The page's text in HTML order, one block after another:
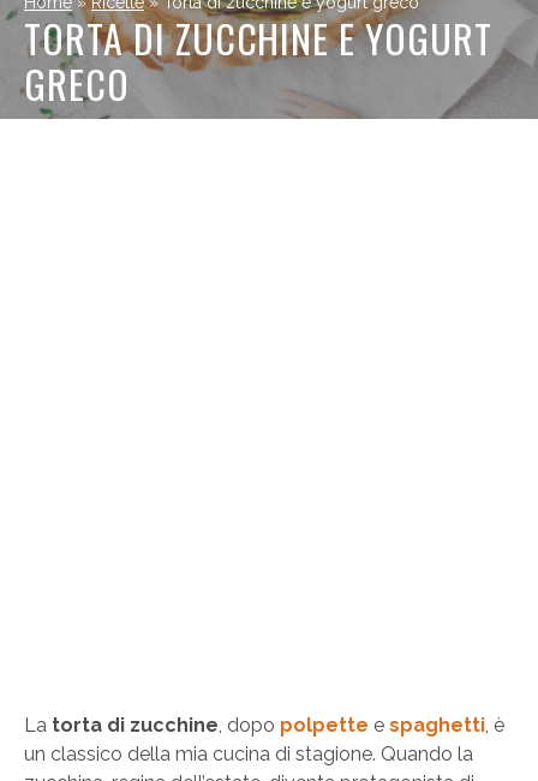
TORTA DI ZUCCHINE E YOGURT
GRECO
La torta di zucchine, dopo polpette e spaghetti, è
un classico della mia cucina di stagione. Quando la